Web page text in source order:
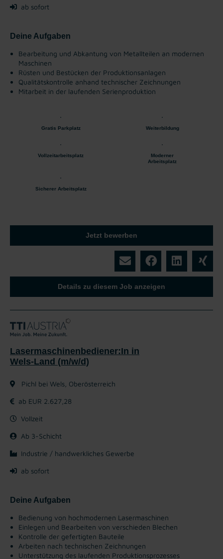
ab sofort
Deine Aufgaben
Bearbeitung und Abkantung von Metallteilen an modernen
Maschinen
Rüsten und Bestücken der Produktionsanlagen
Qualitätskontrolle anhand technischer Zeichnungen
Mitarbeit in der laufenden Serienproduktion
Gratis Parkplatz Weiterbildung
Vollzeitarbeitsplatz
Moderner
Arbeitsplatz
Sicherer Arbeitsplatz
Jetzt bewerben
Details zu diesem Job anzeigen
Lasermaschinenbediener:In in
Wels-Land (m/w/d)
Pichl bei Wels, Oberösterreich
ab EUR 2.627,28
Vollzeit
Ab 3-Schicht
Industrie / handwerkliches Gewerbe
ab sofort
Deine Aufgaben
Bedienung von hochmodernen Lasermaschinen
Einlegen und Bearbeiten von verschieden Blechen
Kontrolle der gefertigten Bauteile
Arbeiten nach technischen Zeichnungen
Unterstützung des laufenden Produktionsprozesses